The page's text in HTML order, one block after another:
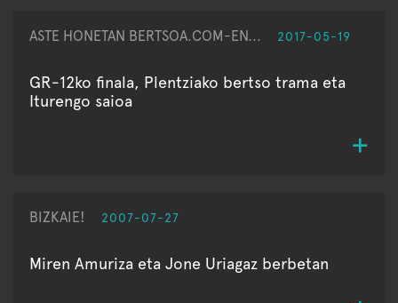
ASTE HONETAN BERTSOA.COM-EN... 2017-05-19
GR-12ko finala, Plentziako bertso trama eta
Iturengo saioa
BIZKAIE! 2007-07-27
Miren Amuriza eta Jone Uriagaz berbetan